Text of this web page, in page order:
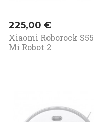
Prezzo
225,00 €
Xiaomi Roborock S55
Mi Robot 2